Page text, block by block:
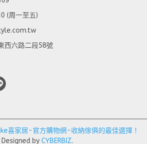
(周一至五)
西六路二段58號
喜家居-官方購物網-收納傢俱的最佳選擇！
Designed by CYBERBIZ.